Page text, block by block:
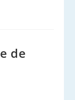
de